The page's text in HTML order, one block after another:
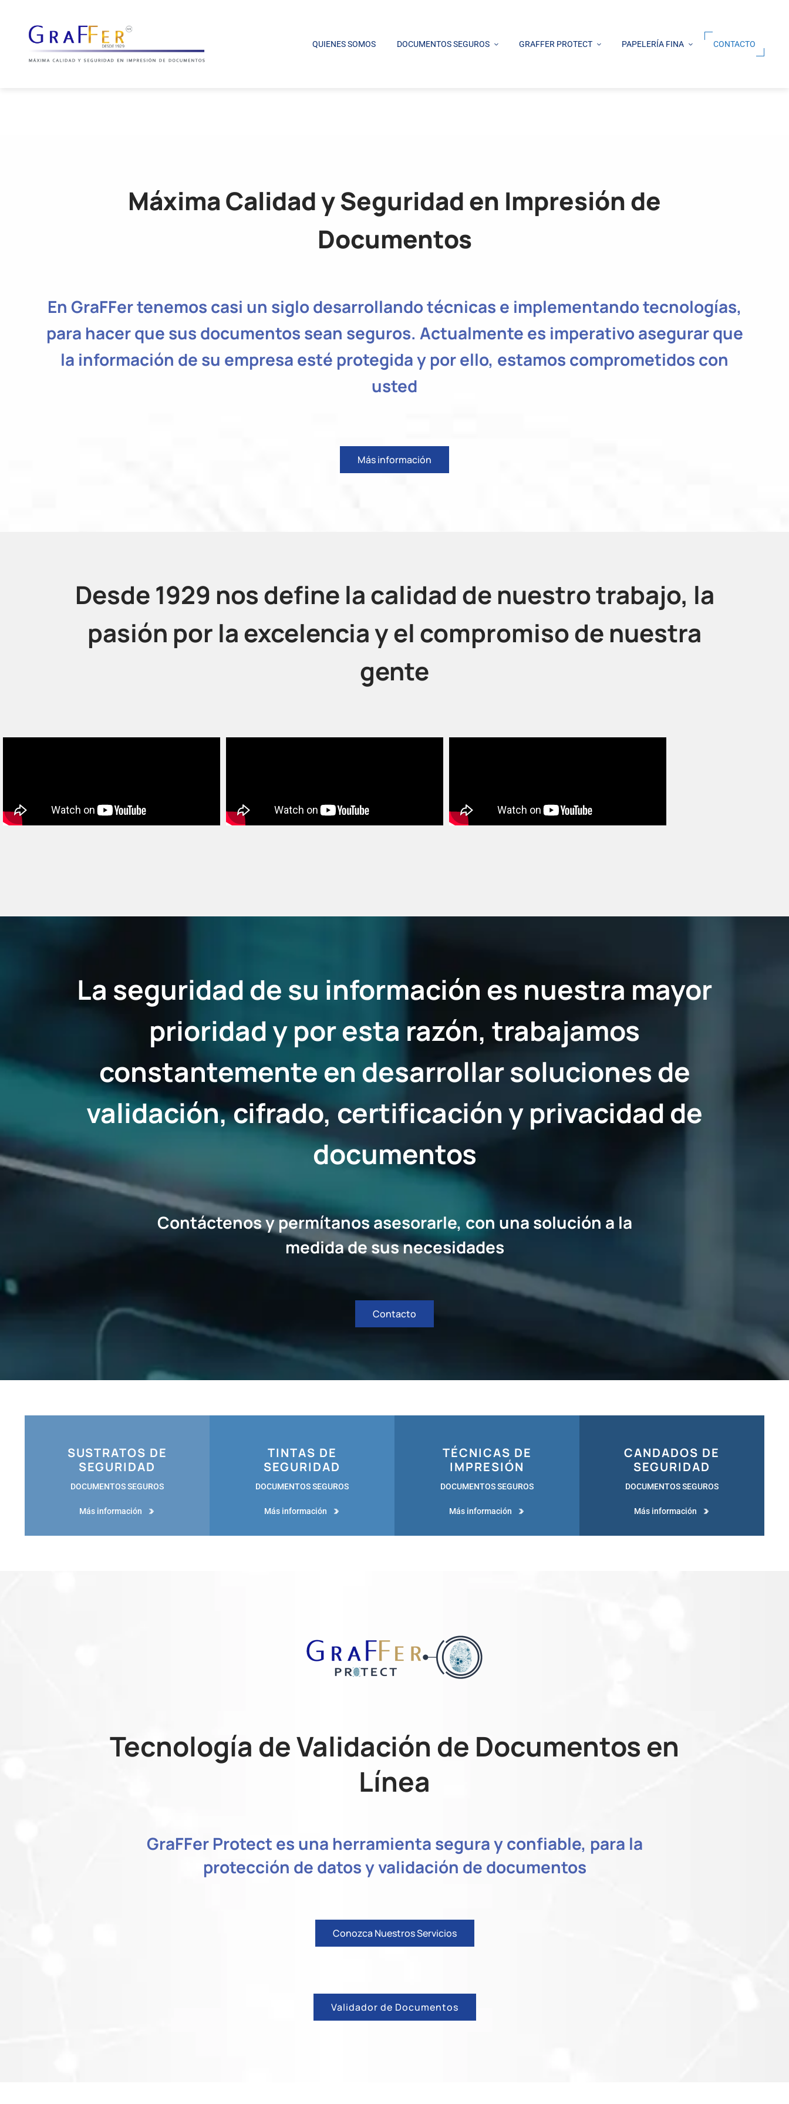
QUIENES SOMOS DOCUMENTOS SEGUROS GRAFFER PROTECT PAPELERÍA FINA CONTACTO
Máxima Calidad y Seguridad en Impresión de
Documentos
En GraFFer tenemos casi un siglo desarrollando técnicas e implementando tecnologías,
para hacer que sus documentos sean seguros. Actualmente es imperativo asegurar que
la información de su empresa esté protegida y por ello, estamos comprometidos con
usted
Más información
Desde 1929 nos define la calidad de nuestro trabajo, la
pasión por la excelencia y el compromiso de nuestra
gente
La seguridad de su información es nuestra mayor
prioridad y por esta razón, trabajamos
constantemente en desarrollar soluciones de
validación, cifrado, certificación y privacidad de
documentos
Contáctenos y permítanos asesorarle, con una solución a la
medida de sus necesidades
Contacto
SUSTRATOS DE
SEGURIDAD
DOCUMENTOS SEGUROS
Más información
TINTAS DE
SEGURIDAD
DOCUMENTOS SEGUROS
Más información
TÉCNICAS DE
IMPRESIÓN
DOCUMENTOS SEGUROS
Más información
CANDADOS DE
SEGURIDAD
DOCUMENTOS SEGUROS
Más información
Tecnología de Validación de Documentos en
Línea
GraFFer Protect es una herramienta segura y confiable, para la
protección de datos y validación de documentos
Conozca Nuestros Servicios
Validador de Documentos